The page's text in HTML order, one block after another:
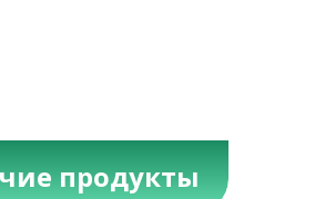
продукты